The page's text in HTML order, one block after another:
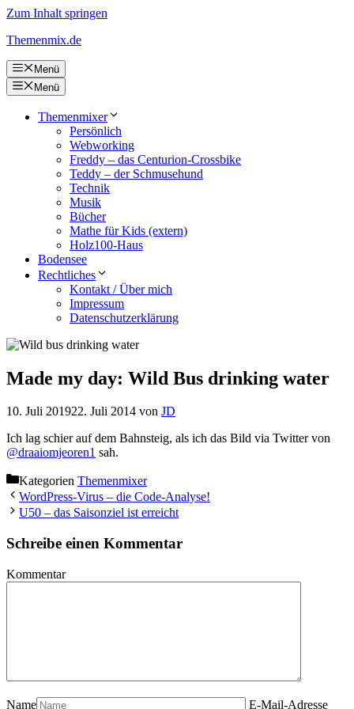
Zum Inhalt springen
Themenmix.de
Menü
Menü
Themenmixer
Persönlich
Webworking
Freddy – das Centurion-Crossbike
Teddy – der Schmusehund
Technik
Musik
Bücher
Mathe für Kids (extern)
Holz100-Haus
Bodensee
Rechtliches
Kontakt / Über mich
Impressum
Datenschutzerklärung
Made my day: Wild Bus drinking water
10. Juli 201922. Juli 2014 von JD
Ich lag schier auf dem Bahnsteig, als ich das Bild via Twitter von
@draaiomjeoren1 sah.
Kategorien Themenmixer
WordPress-Virus – die Code-Analyse!
U50 – das Saisonziel ist erreicht
Schreibe einen Kommentar
Kommentar
Name E-Mail-Adresse